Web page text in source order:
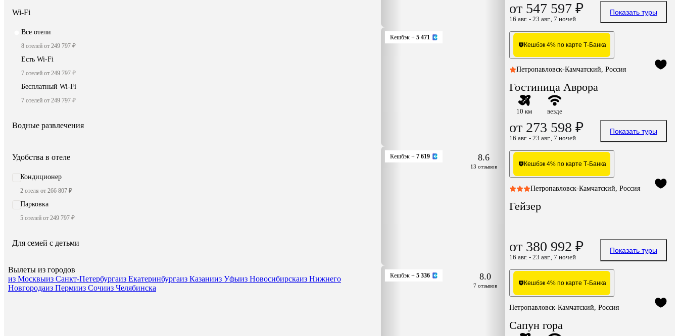
Wi-Fi
Все отели
8 отелей от 249 797 ₽
Есть Wi-Fi
7 отелей от 249 797 ₽
Бесплатный Wi-Fi
7 отелей от 249 797 ₽
Водные развлечения
Удобства в отеле
Кондиционер
2 отеля от 266 807 ₽
Парковка
5 отелей от 249 797 ₽
Для семей с детьми
Вылеты из городов
из Москвыиз Санкт-Петербургаиз Екатеринбургаиз Казанииз Уфыиз Новосибирскаиз Нижнего
Новгородаиз Пермииз Сочииз Челябинска
от 547 597 ₽
16 авг. - 23 авг., 7 ночей
Показать туры
Кешбэк + 5 471
Кешбэк 4% по карте Т-Банка
Петропавловск-Камчатский, Россия
Гостиница Аврора
10 км везде
от 273 598 ₽
16 авг. - 23 авг., 7 ночей
Показать туры
Кешбэк + 7 619 8.6
13 отзывов Кешбэк 4% по карте Т-Банка
Петропавловск-Камчатский, Россия
Гейзер
от 380 992 ₽
16 авг. - 23 авг., 7 ночей
Показать туры
Кешбэк + 5 336 8.0
7 отзывов Кешбэк 4% по карте Т-Банка
Петропавловск-Камчатский, Россия
Сапун гора